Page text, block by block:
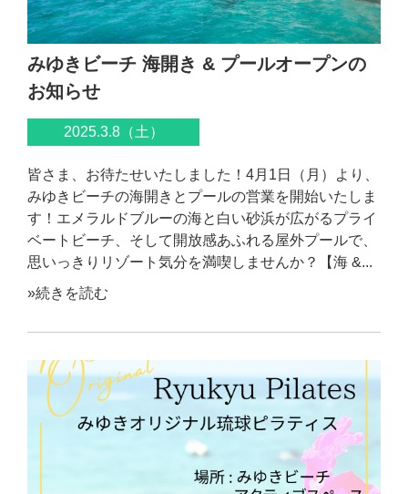
みゆきビーチ 海開き & プールオープンの
お知らせ
2025.3.8（土）
皆さま、お待たせいたしました！4月1日（月）より、
みゆきビーチの海開きとプールの営業を開始いたしま
す！エメラルドブルーの海と白い砂浜が広がるプライ
ベートビーチ、そして開放感あふれる屋外プールで、
思いっきりリゾート気分を満喫しませんか？【海 &...
»続きを読む